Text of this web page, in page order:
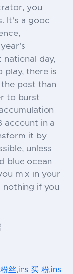
you
It's a good
national day,
play, there is
post than
to burst
account in a
it by
unless
blue ocean
mix in your
nothing if you
丝,ins 买 粉,ins